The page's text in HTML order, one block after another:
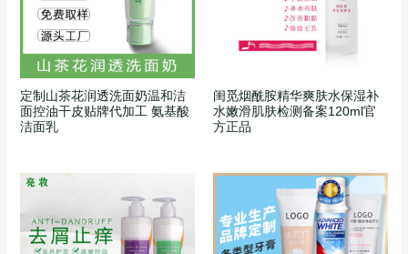
定制山茶花润透洗面奶温和洁
面控油干皮贴牌代加工 氨基酸
洁面乳
闺觅烟酰胺精华爽肤水保湿补
水嫩滑肌肤检测备案120ml官
方正品